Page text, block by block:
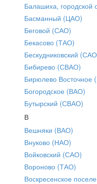
Балашиха, городской
Басманный (ЦАО)
Беговой (САО)
Бекасово (ТАО)
Бескудниковский
Бибирево (СВАО)
Бирюлево
Богородское (ВАО)
Бутырский (СВАО)
В
Вешняки (ВАО)
Внуково (НАО)
Войковский (САО)
Вороново (ТАО)
Воскресенское